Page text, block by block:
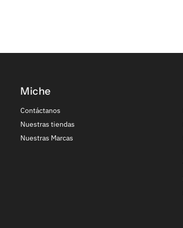
Miche
Contáctanos
Nuestras tiendas
Nuestras Marcas